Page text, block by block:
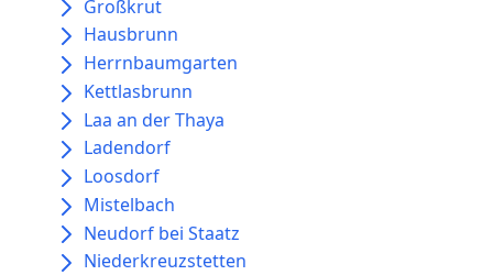
Großkrut
Hausbrunn
Herrnbaumgarten
Kettlasbrunn
Laa an der Thaya
Ladendorf
Loosdorf
Mistelbach
Neudorf bei Staatz
Niederkreuzstetten